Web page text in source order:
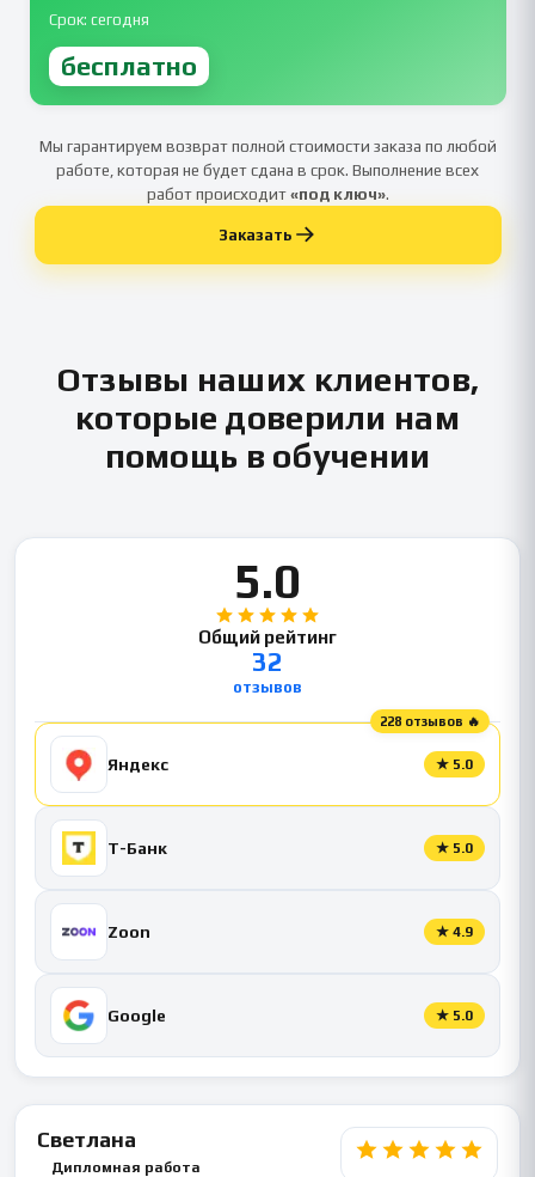
Срок: сегодня
бесплатно
Мы гарантируем возврат полной стоимости заказа по любой
работе, которая не будет сдана в срок. Выполнение всех
работ происходит«под ключ».
Заказать
Отзывы наших клиентов,
которые доверили нам
помощь в обучении
5.0
Общий рейтинг
32
отзывов
228 отзывов 🔥
Яндекс ★ 5.0
Т-Банк ★ 5.0
Zoon ★ 4.9
Google ★ 5.0
Светлана
Дипломная работа